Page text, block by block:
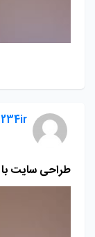
طراحی سایت